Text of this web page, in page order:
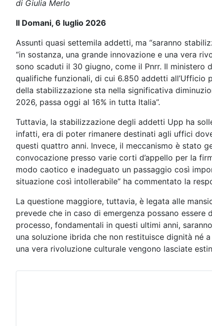
di Giulia Merlo
Il Domani, 6 luglio 2026
Assunti quasi settemila addetti, ma “saranno
“in sostanza, una grande innovazione e una vera
sono scaduti il 30 giugno, come il Pnrr. Il ministero
qualifiche funzionali, di cui 6.850 addetti
della stabilizzazione sta nella significativa
2026, passa oggi al 16% in tutta Italia”.
Tuttavia, la stabilizzazione degli addetti Upp ha
infatti, era di poter rimanere destinati agli uffici
questi quattro anni. Invece, il meccanismo è stato
convocazione presso varie corti d’appello per la
modo caotico e inadeguato un passaggio così
situazione così intollerabile” ha commentato la
La questione maggiore, tuttavia, è legata alle
prevede che in caso di emergenza possano
processo, fondamentali in questi ultimi anni,
una soluzione ibrida che non restituisce dignità né
una vera rivoluzione culturale vengono lasciate